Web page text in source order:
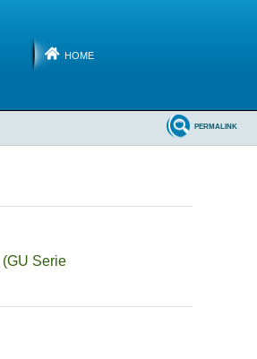
HOME
PERMALINK
(GU Serie